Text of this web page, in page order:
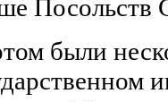
Посольств
были